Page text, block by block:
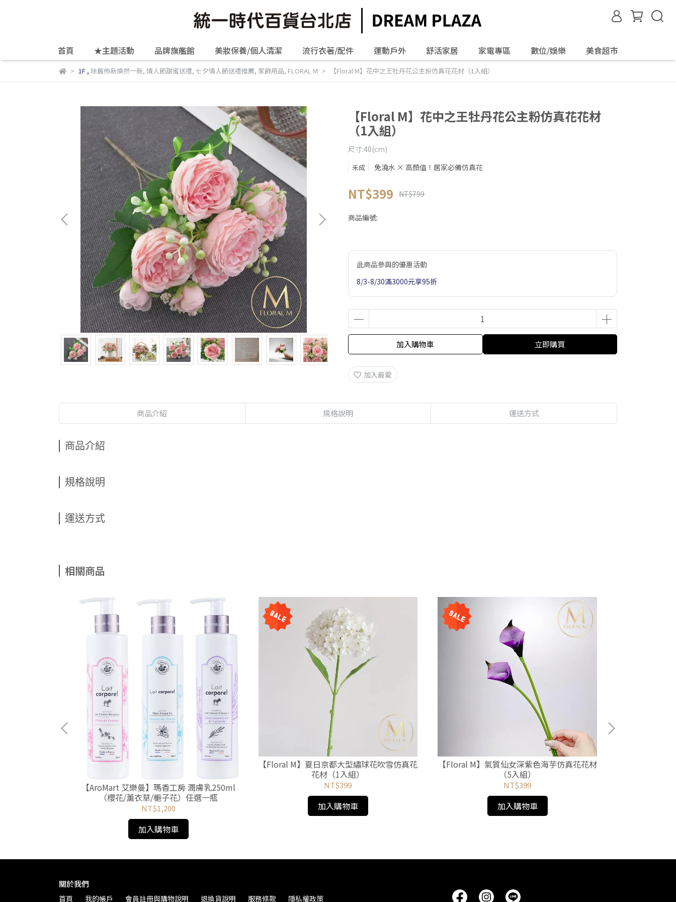
首頁 ★主題活動 品牌旗艦館 美妝保養/個人清潔 流行衣著/配件 運動戶外 舒活家居 家電專區 數位/娛樂 美食超市
1F, 除舊佈新煥然一新, 情人節甜蜜送禮, 七夕情人節送禮推薦, 家飾用品, FLORAL M 【Floral M】花中之王牡丹花公主粉仿真花花材（1入組）
【Floral M】花中之王牡丹花公主粉仿真花花材
（1入組）
尺寸:40(cm)
禾成 免澆水 × 高顏值！居家必備仿真花
NT$399 NT$799
商品編號:
此商品參與的優惠活動
8/3-8/30滿3000元享95折
加入購物車 立即購買
加入最愛
商品介紹 規格說明 運送方式
商品介紹
規格說明
運送方式
相關商品
【AroMart 艾樂曼】瑪香工房 潤膚乳250ml
（櫻花/薰衣草/梔子花）任選一瓶
NT$1,200
加入購物車
【Floral M】夏日京都大型繡球花吹雪仿真花
花材（1入組）
NT$399
加入購物車
【Floral M】氣質仙女深紫色海芋仿真花花材
（5入組）
NT$399
加入購物車
關於我們
首頁 我的帳戶 會員註冊與購物說明 退換貨說明 服務條款 隱私權政策